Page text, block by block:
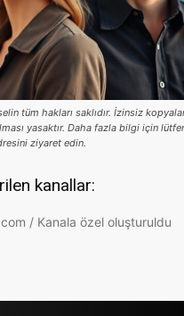
tüm hakları saklıdır. İzinsiz
yasaktır. Daha fazla bilgi için
ziyaret edin.
kanallar:
/ Kanala özel oluşturuldu